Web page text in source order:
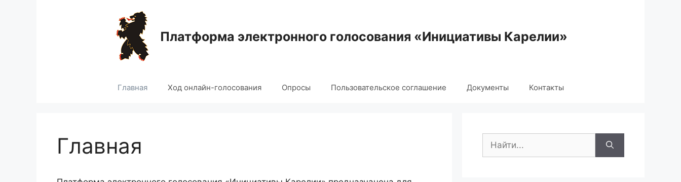
Платформа электронного голосования «Инициативы Карелии»
Главная Ход онлайн-голосования Опросы Пользовательское соглашение Документы Контакты
Главная Поиск: